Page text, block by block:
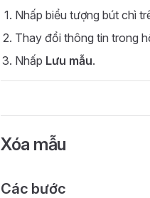
Nhấp biểu tượng bút chì
Thay đổi thông tin trong
Nhấp Lưu mẫu.
Xóa mẫu
Các bước